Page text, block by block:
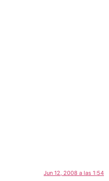
Jun 12, 2008 a las 1:54